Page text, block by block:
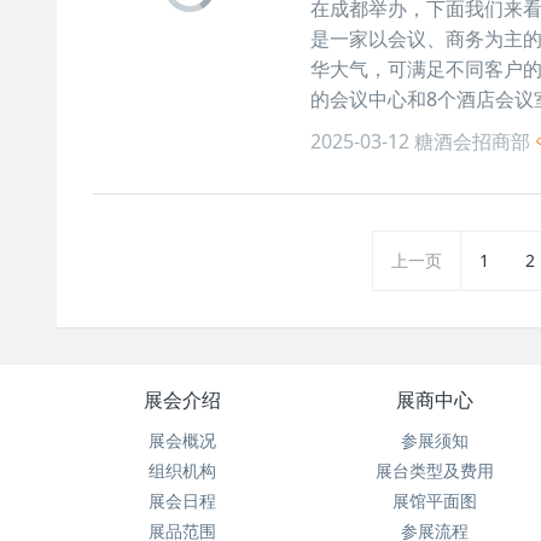
在成都举办，下面我们来
是一家以会议、商务为主
华大气，可满足不同客户
的会议中心和8个酒店会议
2025-03-12糖酒会招商部
上一页 1 2
展会介绍
展会概况
组织机构
展会日程
展品范围
展商中心
参展须知
展台类型及费用
展馆平面图
参展流程